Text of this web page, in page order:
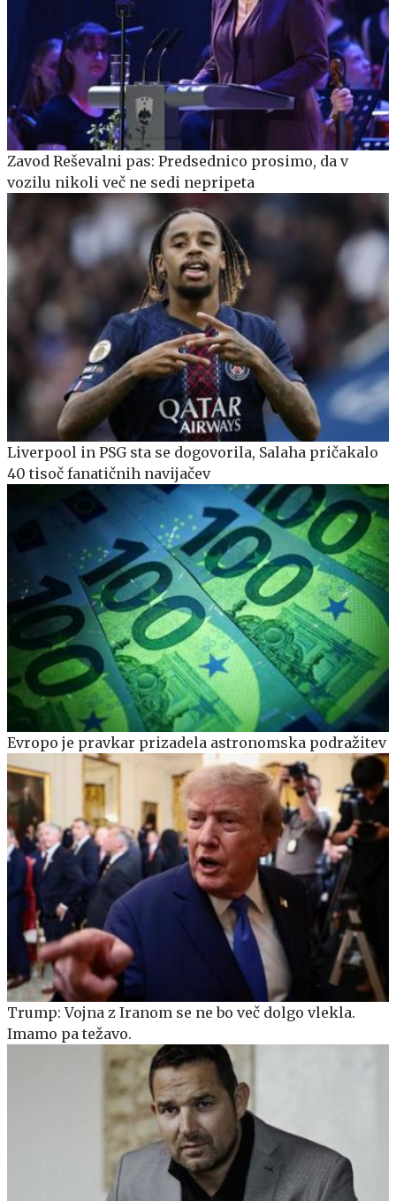
Zavod Reševalni pas: Predsednico prosimo, da v
vozilu nikoli več ne sedi nepripeta
Liverpool in PSG sta se dogovorila, Salaha pričakalo
40 tisoč fanatičnih navijačev
Evropo je pravkar prizadela astronomska podražitev
Trump: Vojna z Iranom se ne bo več dolgo vlekla.
Imamo pa težavo.